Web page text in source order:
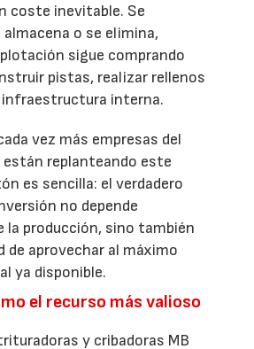
coste inevitable. Se
o se elimina,
sigue comprando
pistas, realizar rellenos
interna.
vez más empresas del
replanteando este
es sencilla: el verdadero
no depende
la producción, sino también
de aprovechar al máximo
ya disponible.
el recurso más valioso
y cribadoras MB